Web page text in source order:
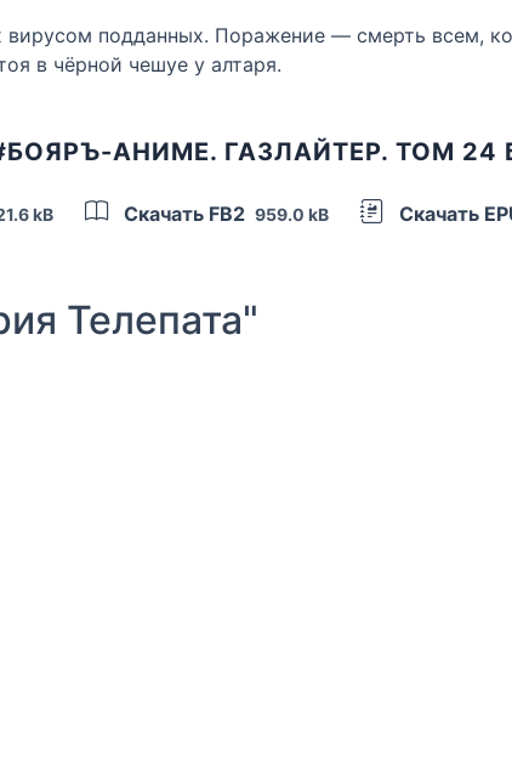
подданных. Поражение — смерть всем,
в чёрной чешуе у алтаря.
АНИМЕ. ГАЗЛАЙТЕР. ТОМ 24
kB Скачать FB2 959.0 kB Скачать
Телепата"